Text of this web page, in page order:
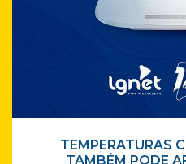
TEMPERATURAS
TAMBÉM PODE